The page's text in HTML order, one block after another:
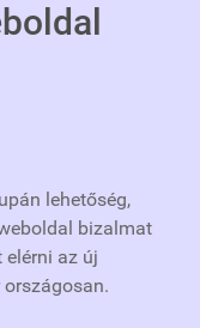
lehetőség,
bizalmat
elérni az új